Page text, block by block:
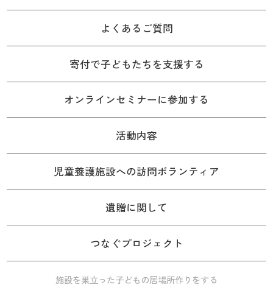
よくあるご質問
寄付で子どもたちを支援する
オンラインセミナーに参加する
活動内容
児童養護施設への訪問ボランティア
遺贈に関して
つなぐプロジェクト
施設を巣立った子どもの居場所作りをする